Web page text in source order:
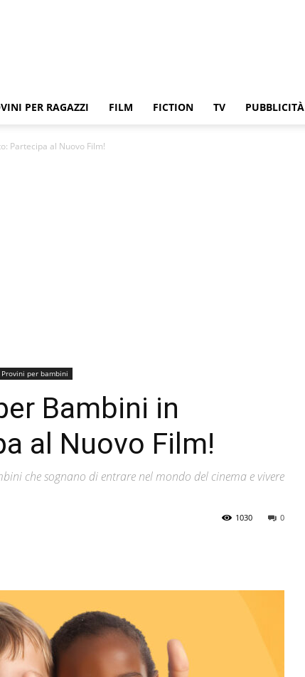
PER RAGAZZI FILM FICTION TV PUBBLICITÀ
Partecipa al Nuovo Film!
Provini per bambini
Bambini in
al Nuovo Film!
che sognano di entrare nel mondo del cinema e vivere
0
1030